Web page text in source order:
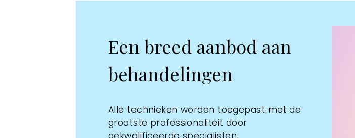
Een breed aanbod aan
behandelingen
Alle technieken worden toegepast met de
grootste professionaliteit door